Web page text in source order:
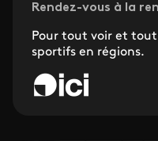
Rendez-vous à la
Pour tout voir et
sportifs en régions.